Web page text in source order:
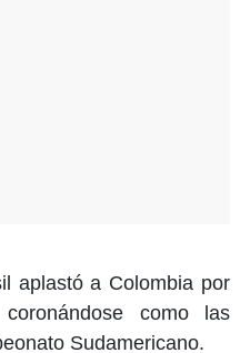
aplastó a Colombia por
como las
Sudamericano.